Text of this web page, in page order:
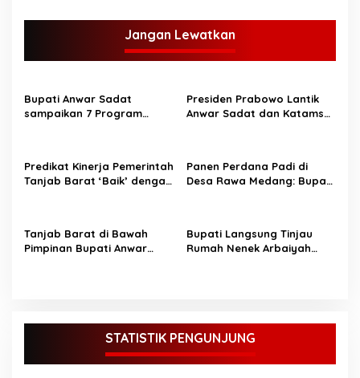
i
a
i
s
Jangan Lewatkan
Bupati Anwar Sadat
sampaikan 7 Program
Presiden Prabowo Lantik
Anwar Sadat dan Katamso
Predikat Kinerja Pemerintah
Tanjab Barat ‘Baik’ dengan
Panen Perdana Padi di
Desa Rawa Medang: Bupati
Tanjab Barat di Bawah
Pimpinan Bupati Anwar
Bupati Langsung Tinjau
Rumah Nenek Arbaiyah
STATISTIK PENGUNJUNG